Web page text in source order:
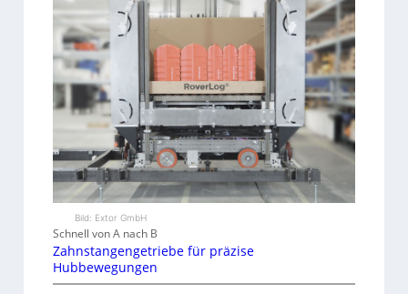
Bild: Extor GmbH
Schnell von A nach B
Zahnstangengetriebe für präzise
Hubbewegungen